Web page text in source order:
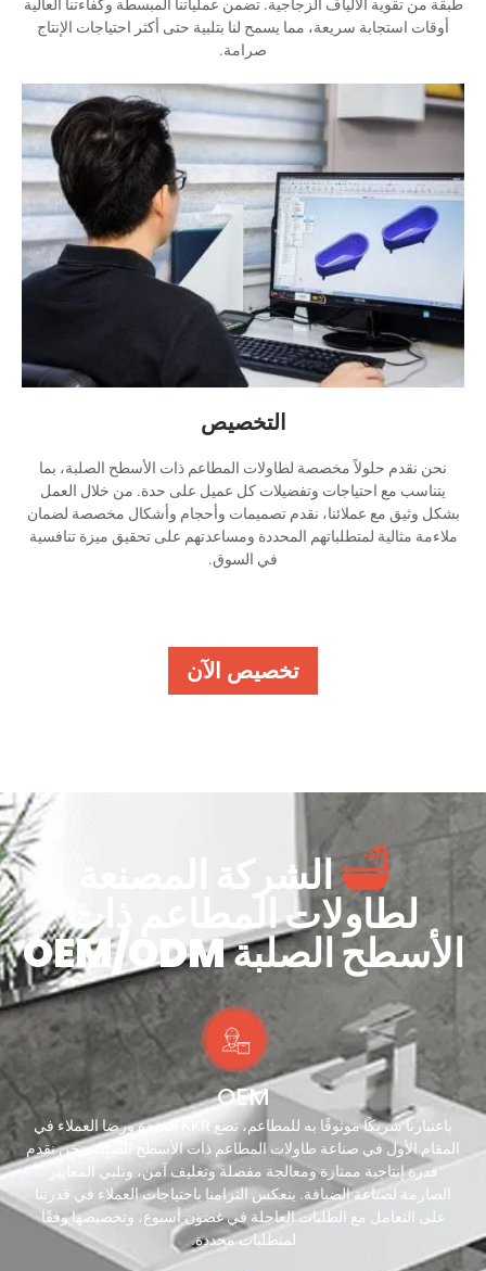
طبقة من تقوية الألياف الزجاجية. تضمن عملياتنا المبسطة وكفاءتنا العالية
أوقات استجابة سريعة، مما يسمح لنا بتلبية حتى أكثر احتياجات الإنتاج
صرامة.
التخصيص
نحن نقدم حلولاً مخصصة لطاولات المطاعم ذات الأسطح الصلبة، بما
يتناسب مع احتياجات وتفضيلات كل عميل على حدة. من خلال العمل
بشكل وثيق مع عملائنا، نقدم تصميمات وأحجام وأشكال مخصصة لضمان
ملاءمة مثالية لمتطلباتهم المحددة ومساعدتهم على تحقيق ميزة تنافسية
في السوق.
تخصيص الآن
الشركة المصنعة
لطاولات المطاعم ذات
الأسطح الصلبة OEM/ODM
OEM
باعتبارنا شريكًا موثوقًا به للمطاعم، تضع KKR الجودة ورضا العملاء في
المقام الأول في صناعة طاولات المطاعم ذات الأسطح الصلبة. نحن نقدم
قدرة إنتاجية ممتازة ومعالجة مفصلة وتغليف آمن، ونلبي المعايير
الصارمة لصناعة الضيافة. ينعكس التزامنا باحتياجات العملاء في قدرتنا
على التعامل مع الطلبات العاجلة في غضون أسبوع، وتخصيصها وفقًا
لمتطلبات محددة.